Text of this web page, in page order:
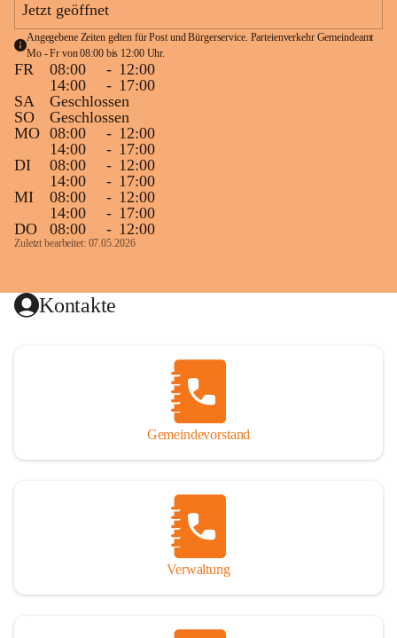
Jetzt geöffnet
Angegebene Zeiten gelten für Post und Bürgerservice. Parteienverkehr Gemeindeamt
Mo - Fr von 08:00 bis 12:00 Uhr.
FR 08:00 - 12:00
14:00
- 17:00
SA
Geschlossen
SO
Geschlossen
MO 08:00 - 12:00
14:00
- 17:00
DI
08:00 - 12:00
14:00
- 17:00
MI
08:00 - 12:00
14:00
- 17:00
DO
08:00 - 12:00
Zuletzt bearbeitet: 07.05.2026
Kontakte
Gemeindevorstand
Verwaltung